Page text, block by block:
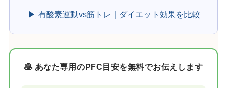
▶ 有酸素運動vs筋トレ｜ダイエット効果を比較
🥞 あなた専用のPFC目安を無料でお伝えします